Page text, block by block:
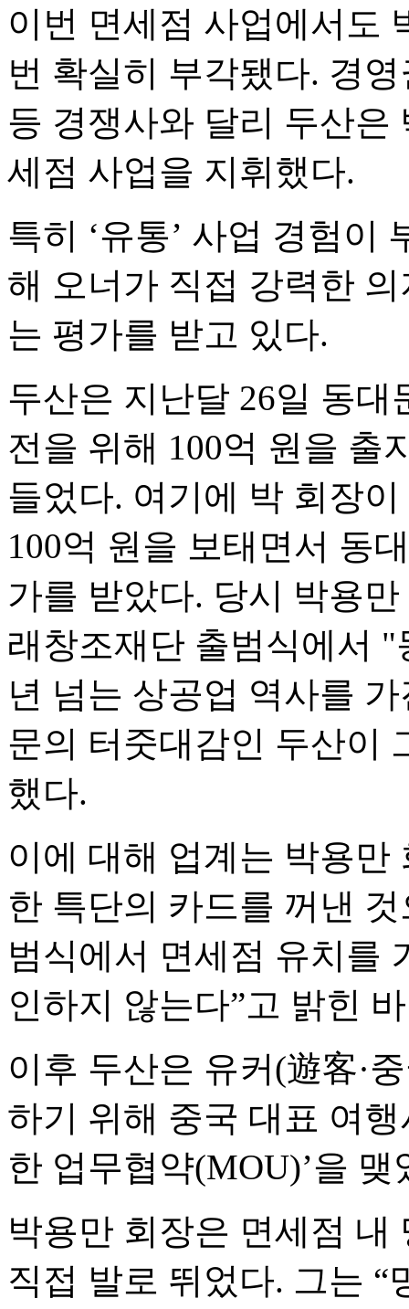
이번 면세점 사업에서도
번 확실히 부각됐다. 경
등 경쟁사와 달리 두산은
세점 사업을 지휘했다.
특히 ‘유통’ 사업 경험이
해 오너가 직접 강력한
는 평가를 받고 있다.
두산은 지난달 26일 동
전을 위해 100억 원을 출
들었다. 여기에 박 회장
100억 원을 보태면서 동
가를 받았다. 당시 박용
래창조재단 출범식에서
년 넘는 상공업 역사를
문의 터줏대감인 두산이
했다.
이에 대해 업계는 박용만
한 특단의 카드를 꺼낸
범식에서 면세점 유치를
인하지 않는다”고 밝힌
이후 두산은 유커(遊客·
하기 위해 중국 대표 여
한 업무협약(MOU)’을 맺
박용만 회장은 면세점
직접 발로 뛰었다. 그는